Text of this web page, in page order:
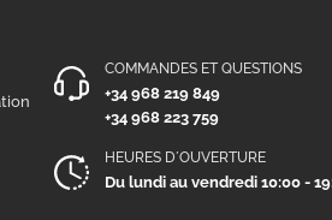
COMMANDES ET QUESTIONS
+34 968 219 849
+34 968 223 759
HEURES D´OUVERTURE
Du lundi au vendredi 10:00 -